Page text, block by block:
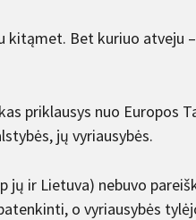
Bet kuriuo atveju
priklausys nuo Europos
jų vyriausybės.
jų ir Lietuva) nebuvo
o vyriausybės